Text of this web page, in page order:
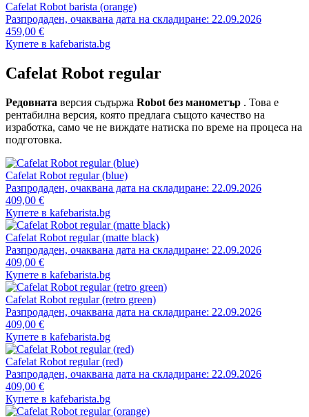
Cafelat Robot barista (orange)
Разпродаден, очаквана дата на складиране: 22.09.2026
459,00 €
Купете в kafebarista.bg
Cafelat Robot regular
Редовната версия съдържа Robot без манометър . Това е
рентабилна версия, която предлага същото качество на
изработка, само че не виждате натиска по време на процеса на
подготовка.
Cafelat Robot regular (blue)
Разпродаден, очаквана дата на складиране: 22.09.2026
409,00 €
Купете в kafebarista.bg
Cafelat Robot regular (matte black)
Разпродаден, очаквана дата на складиране: 22.09.2026
409,00 €
Купете в kafebarista.bg
Cafelat Robot regular (retro green)
Разпродаден, очаквана дата на складиране: 22.09.2026
409,00 €
Купете в kafebarista.bg
Cafelat Robot regular (red)
Разпродаден, очаквана дата на складиране: 22.09.2026
409,00 €
Купете в kafebarista.bg